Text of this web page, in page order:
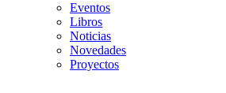
Eventos
Libros
Noticias
Novedades
Proyectos